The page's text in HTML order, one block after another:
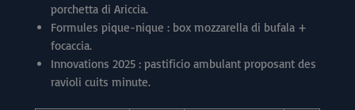
porchetta di Ariccia.
Formules pique-nique : box mozzarella di bufala +
focaccia.
Innovations 2025 : pastificio ambulant proposant des
ravioli cuits minute.